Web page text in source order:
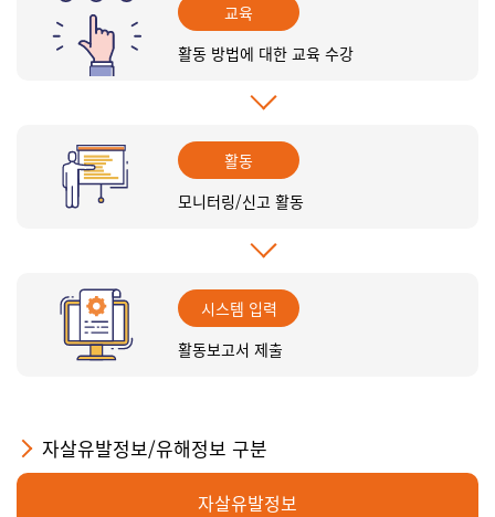
교육
활동 방법에 대한 교육 수강
활동
모니터링/신고 활동
시스템 입력
활동보고서 제출
자살유발정보/유해정보 구분
자살유발정보